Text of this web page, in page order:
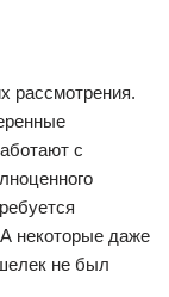
рассмотрения.
с
некоторые даже
не был